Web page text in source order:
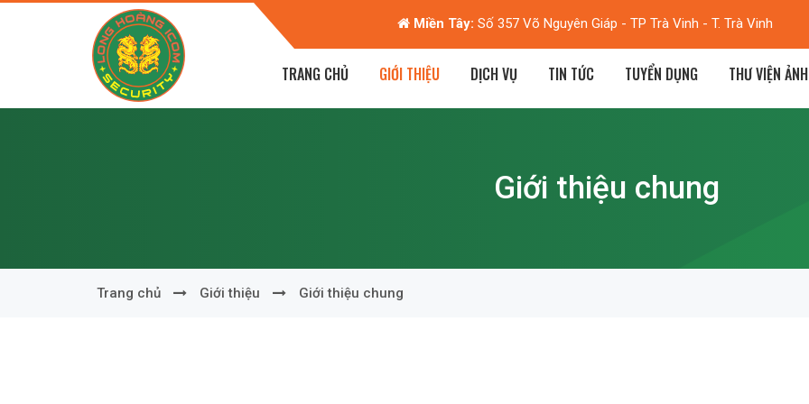
Giáp - TP Trà Vinh - T. Trà Vinh Vũng Tàu:Tầng 7 - Tòa nhà H6 - Khu Á Châu - Phan Huy Chú - TP Vĩnh
TRANG CHỦ GIỚI THIỆU DỊCH VỤ TIN TỨC TUYỂN DỤNG THƯ VIỆN ẢNH
Giới thiệu chung
Trang chủ Giới thiệu Giới thiệu chung